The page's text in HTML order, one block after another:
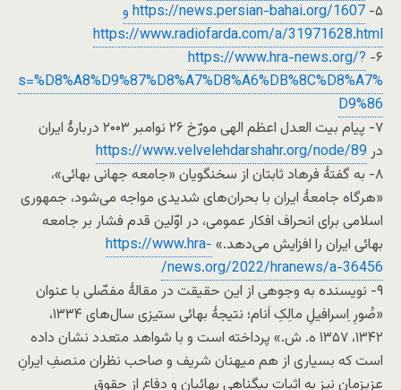
۵-
https://news.persian-bahai.org/1607 و
https://www.radiofarda.com/a/31971628.html
۶- https://www.hra-news.org/?
s=%D8%A8%D9%87%D8%A7%D8%A6%DB%8C%D8%A7%
D9%86
۷- پیام بیت العدل اعظم الهی مورّخ ۲۶ نوامبر ۲۰۰۳ دربارۀ ایران
درhttps://www.velvelehdarshahr.org/node/89
۸- به گفتۀ فرهاد ثابتان از سخنگویان «جامعه جهانی بهائی»،
«هرگاه جامعۀ ایران با بحران‌های شدیدی مواجه می‌شود، جمهوری
اسلامی برای انحراف افکار عمومی، در اوّلین قدم فشار بر جامعه
بهائی ایران را افزایش می‌دهد.» https://www.hra-
news.org/2022/hranews/a-36456/
۹- نویسنده به وجوهی از این حقیقت در مقالۀ مفصّلی با عنوان
«صُورِ اِسرافیلِ مالِکِ اَنام؛ نتیجۀ بهائی ستیزی سال‌های ۱۳۳۴،
۱۳۴۲، ۱۳۵۷ ه. ش.» پرداخته است و با شواهد متعدد نشان داده
است که بسیاری از هم میهنان شریف و صاحب نظران منصفِ ایرانِ
عزیزمان نیز به اثبات بیگناهی بهائیان و دفاع از حقوق